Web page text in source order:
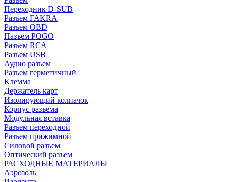
Переходник D-SUB
Разъем FAKRA
Разъем OBD
Пазъем POGO
Разъем RCA
Разъем USB
Аудио разъем
Разъем герметичный
Клемма
Держатель карт
Изолирующий колпачок
Корпус разъема
Модульная вставка
Разъем переходной
Разъем прижимной
Силовой разъем
Оптический разъем
РАСХОДНЫЕ МАТЕРИАЛЫ
Аэрозоль